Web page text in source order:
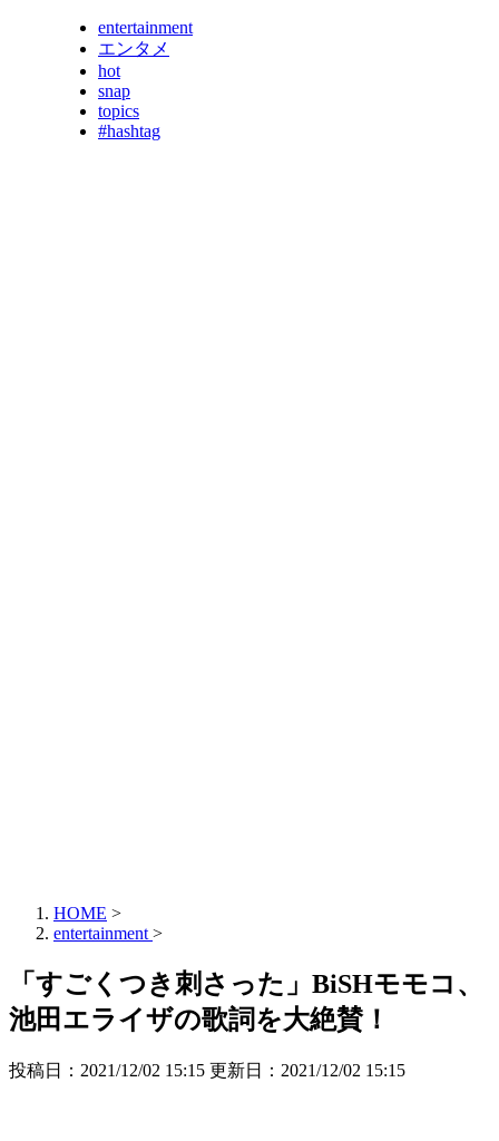
entertainment
エンタメ
hot
snap
topics
#hashtag
HOME >
entertainment >
「すごくつき刺さった」BiSHモモコ、
池田エライザの歌詞を大絶賛！
投稿日：2021/12/02 15:15 更新日： 2021/12/02 15:15